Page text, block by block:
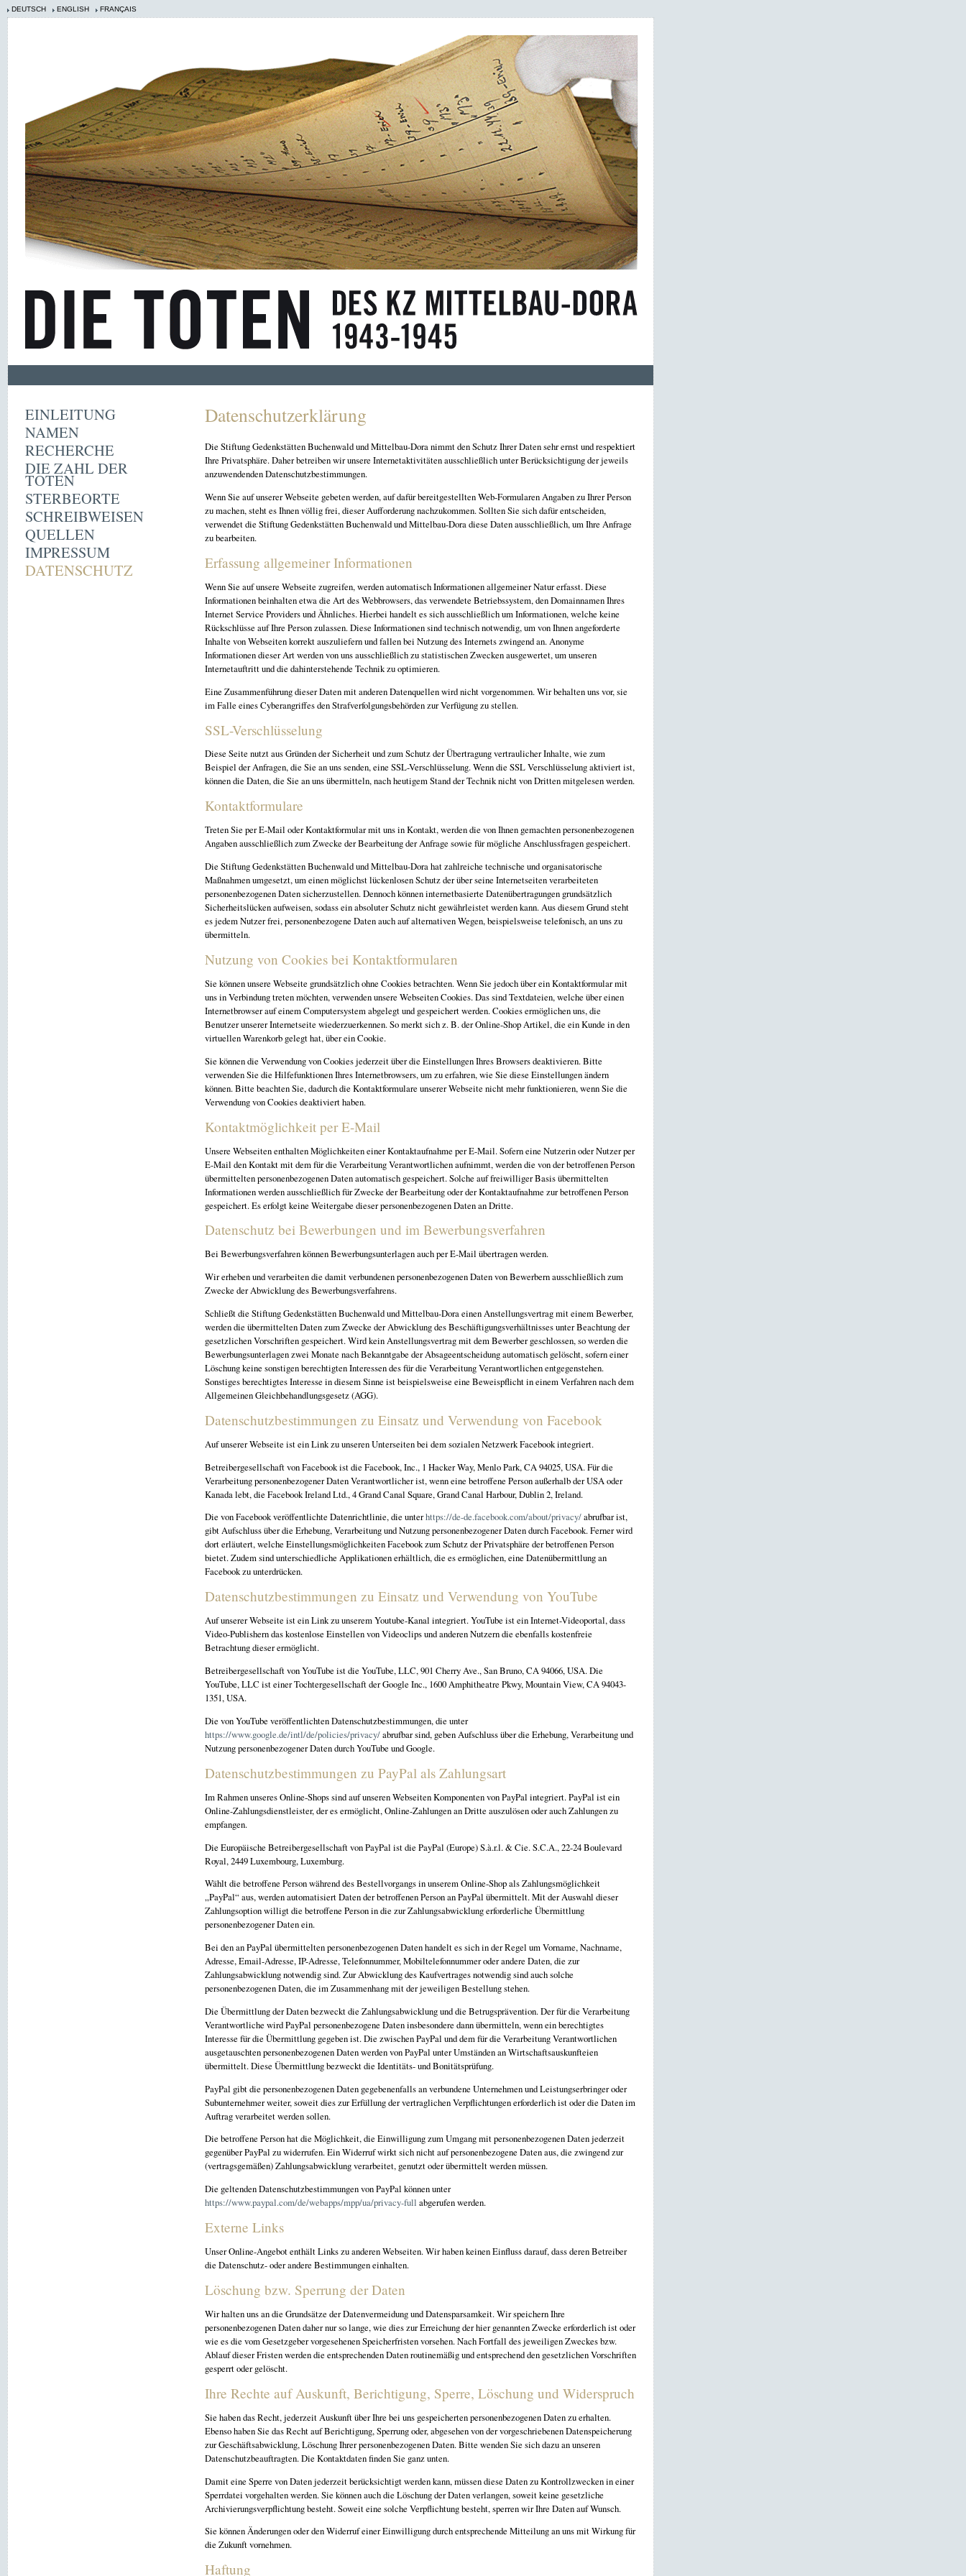
DEUTSCH ENGLISH FRANÇAIS
EINLEITUNG
NAMEN
RECHERCHE
DIE ZAHL DER
TOTEN
STERBEORTE
SCHREIBWEISEN
QUELLEN
IMPRESSUM
DATENSCHUTZ
Datenschutzerklärung
Die Stiftung Gedenkstätten Buchenwald und Mittelbau-Dora nimmt den Schutz Ihrer Daten sehr ernst und respektiert
Ihre Privatsphäre. Daher betreiben wir unsere Internetaktivitäten ausschließlich unter Berücksichtigung der jeweils
anzuwendenden Datenschutzbestimmungen.
Wenn Sie auf unserer Webseite gebeten werden, auf dafür bereitgestellten Web-Formularen Angaben zu Ihrer Person
zu machen, steht es Ihnen völlig frei, dieser Aufforderung nachzukommen. Sollten Sie sich dafür entscheiden,
verwendet die Stiftung Gedenkstätten Buchenwald und Mittelbau-Dora diese Daten ausschließlich, um Ihre Anfrage
zu bearbeiten.
Erfassung allgemeiner Informationen
Wenn Sie auf unsere Webseite zugreifen, werden automatisch Informationen allgemeiner Natur erfasst. Diese
Informationen beinhalten etwa die Art des Webbrowsers, das verwendete Betriebssystem, den Domainnamen Ihres
Internet Service Providers und Ähnliches. Hierbei handelt es sich ausschließlich um Informationen, welche keine
Rückschlüsse auf Ihre Person zulassen. Diese Informationen sind technisch notwendig, um von Ihnen angeforderte
Inhalte von Webseiten korrekt auszuliefern und fallen bei Nutzung des Internets zwingend an. Anonyme
Informationen dieser Art werden von uns ausschließlich zu statistischen Zwecken ausgewertet, um unseren
Internetauftritt und die dahinterstehende Technik zu optimieren.
Eine Zusammenführung dieser Daten mit anderen Datenquellen wird nicht vorgenommen. Wir behalten uns vor, sie
im Falle eines Cyberangriffes den Strafverfolgungsbehörden zur Verfügung zu stellen.
SSL-Verschlüsselung
Diese Seite nutzt aus Gründen der Sicherheit und zum Schutz der Übertragung vertraulicher Inhalte, wie zum
Beispiel der Anfragen, die Sie an uns senden, eine SSL-Verschlüsselung. Wenn die SSL Verschlüsselung aktiviert ist,
können die Daten, die Sie an uns übermitteln, nach heutigem Stand der Technik nicht von Dritten mitgelesen werden.
Kontaktformulare
Treten Sie per E-Mail oder Kontaktformular mit uns in Kontakt, werden die von Ihnen gemachten personenbezogenen
Angaben ausschließlich zum Zwecke der Bearbeitung der Anfrage sowie für mögliche Anschlussfragen gespeichert.
Die Stiftung Gedenkstätten Buchenwald und Mittelbau-Dora hat zahlreiche technische und organisatorische
Maßnahmen umgesetzt, um einen möglichst lückenlosen Schutz der über seine Internetseiten verarbeiteten
personenbezogenen Daten sicherzustellen. Dennoch können internetbasierte Datenübertragungen grundsätzlich
Sicherheitslücken aufweisen, sodass ein absoluter Schutz nicht gewährleistet werden kann. Aus diesem Grund steht
es jedem Nutzer frei, personenbezogene Daten auch auf alternativen Wegen, beispielsweise telefonisch, an uns zu
übermitteln.
Nutzung von Cookies bei Kontaktformularen
Sie können unsere Webseite grundsätzlich ohne Cookies betrachten. Wenn Sie jedoch über ein Kontaktformular mit
uns in Verbindung treten möchten, verwenden unsere Webseiten Cookies. Das sind Textdateien, welche über einen
Internetbrowser auf einem Computersystem abgelegt und gespeichert werden. Cookies ermöglichen uns, die
Benutzer unserer Internetseite wiederzuerkennen. So merkt sich z. B. der Online-Shop Artikel, die ein Kunde in den
virtuellen Warenkorb gelegt hat, über ein Cookie.
Sie können die Verwendung von Cookies jederzeit über die Einstellungen Ihres Browsers deaktivieren. Bitte
verwenden Sie die Hilfefunktionen Ihres Internetbrowsers, um zu erfahren, wie Sie diese Einstellungen ändern
können. Bitte beachten Sie, dadurch die Kontaktformulare unserer Webseite nicht mehr funktionieren, wenn Sie die
Verwendung von Cookies deaktiviert haben.
Kontaktmöglichkeit per E-Mail
Unsere Webseiten enthalten Möglichkeiten einer Kontaktaufnahme per E-Mail. Sofern eine Nutzerin oder Nutzer per
E-Mail den Kontakt mit dem für die Verarbeitung Verantwortlichen aufnimmt, werden die von der betroffenen Person
übermittelten personenbezogenen Daten automatisch gespeichert. Solche auf freiwilliger Basis übermittelten
Informationen werden ausschließlich für Zwecke der Bearbeitung oder der Kontaktaufnahme zur betroffenen Person
gespeichert. Es erfolgt keine Weitergabe dieser personenbezogenen Daten an Dritte.
Datenschutz bei Bewerbungen und im Bewerbungsverfahren
Bei Bewerbungsverfahren können Bewerbungsunterlagen auch per E-Mail übertragen werden.
Wir erheben und verarbeiten die damit verbundenen personenbezogenen Daten von Bewerbern ausschließlich zum
Zwecke der Abwicklung des Bewerbungsverfahrens.
Schließt die Stiftung Gedenkstätten Buchenwald und Mittelbau-Dora einen Anstellungsvertrag mit einem Bewerber,
werden die übermittelten Daten zum Zwecke der Abwicklung des Beschäftigungsverhältnisses unter Beachtung der
gesetzlichen Vorschriften gespeichert. Wird kein Anstellungsvertrag mit dem Bewerber geschlossen, so werden die
Bewerbungsunterlagen zwei Monate nach Bekanntgabe der Absageentscheidung automatisch gelöscht, sofern einer
Löschung keine sonstigen berechtigten Interessen des für die Verarbeitung Verantwortlichen entgegenstehen.
Sonstiges berechtigtes Interesse in diesem Sinne ist beispielsweise eine Beweispflicht in einem Verfahren nach dem
Allgemeinen Gleichbehandlungsgesetz (AGG).
Datenschutzbestimmungen zu Einsatz und Verwendung von Facebook
Auf unserer Webseite ist ein Link zu unseren Unterseiten bei dem sozialen Netzwerk Facebook integriert.
Betreibergesellschaft von Facebook ist die Facebook, Inc., 1 Hacker Way, Menlo Park, CA 94025, USA. Für die
Verarbeitung personenbezogener Daten Verantwortlicher ist, wenn eine betroffene Person außerhalb der USA oder
Kanada lebt, die Facebook Ireland Ltd., 4 Grand Canal Square, Grand Canal Harbour, Dublin 2, Ireland.
Die von Facebook veröffentlichte Datenrichtlinie, die unterhttps://de-de.facebook.com/about/privacy/abrufbar ist,
gibt Aufschluss über die Erhebung, Verarbeitung und Nutzung personenbezogener Daten durch Facebook. Ferner wird
dort erläutert, welche Einstellungsmöglichkeiten Facebook zum Schutz der Privatsphäre der betroffenen Person
bietet. Zudem sind unterschiedliche Applikationen erhältlich, die es ermöglichen, eine Datenübermittlung an
Facebook zu unterdrücken.
Datenschutzbestimmungen zu Einsatz und Verwendung von YouTube
Auf unserer Webseite ist ein Link zu unserem Youtube-Kanal integriert. YouTube ist ein Internet-Videoportal, dass
Video-Publishern das kostenlose Einstellen von Videoclips und anderen Nutzern die ebenfalls kostenfreie
Betrachtung dieser ermöglicht.
Betreibergesellschaft von YouTube ist die YouTube, LLC, 901 Cherry Ave., San Bruno, CA 94066, USA. Die
YouTube, LLC ist einer Tochtergesellschaft der Google Inc., 1600 Amphitheatre Pkwy, Mountain View, CA 94043-
1351, USA.
Die von YouTube veröffentlichten Datenschutzbestimmungen, die unter
https://www.google.de/intl/de/policies/privacy/abrufbar sind, geben Aufschluss über die Erhebung, Verarbeitung und
Nutzung personenbezogener Daten durch YouTube und Google.
Datenschutzbestimmungen zu PayPal als Zahlungsart
Im Rahmen unseres Online-Shops sind auf unseren Webseiten Komponenten von PayPal integriert. PayPal ist ein
Online-Zahlungsdienstleister, der es ermöglicht, Online-Zahlungen an Dritte auszulösen oder auch Zahlungen zu
empfangen.
Die Europäische Betreibergesellschaft von PayPal ist die PayPal (Europe) S.à.r.l. & Cie. S.C.A., 22-24 Boulevard
Royal, 2449 Luxembourg, Luxemburg.
Wählt die betroffene Person während des Bestellvorgangs in unserem Online-Shop als Zahlungsmöglichkeit
„PayPal“ aus, werden automatisiert Daten der betroffenen Person an PayPal übermittelt. Mit der Auswahl dieser
Zahlungsoption willigt die betroffene Person in die zur Zahlungsabwicklung erforderliche Übermittlung
personenbezogener Daten ein.
Bei den an PayPal übermittelten personenbezogenen Daten handelt es sich in der Regel um Vorname, Nachname,
Adresse, Email-Adresse, IP-Adresse, Telefonnummer, Mobiltelefonnummer oder andere Daten, die zur
Zahlungsabwicklung notwendig sind. Zur Abwicklung des Kaufvertrages notwendig sind auch solche
personenbezogenen Daten, die im Zusammenhang mit der jeweiligen Bestellung stehen.
Die Übermittlung der Daten bezweckt die Zahlungsabwicklung und die Betrugsprävention. Der für die Verarbeitung
Verantwortliche wird PayPal personenbezogene Daten insbesondere dann übermitteln, wenn ein berechtigtes
Interesse für die Übermittlung gegeben ist. Die zwischen PayPal und dem für die Verarbeitung Verantwortlichen
ausgetauschten personenbezogenen Daten werden von PayPal unter Umständen an Wirtschaftsauskunfteien
übermittelt. Diese Übermittlung bezweckt die Identitäts- und Bonitätsprüfung.
PayPal gibt die personenbezogenen Daten gegebenenfalls an verbundene Unternehmen und Leistungserbringer oder
Subunternehmer weiter, soweit dies zur Erfüllung der vertraglichen Verpflichtungen erforderlich ist oder die Daten im
Auftrag verarbeitet werden sollen.
Die betroffene Person hat die Möglichkeit, die Einwilligung zum Umgang mit personenbezogenen Daten jederzeit
gegenüber PayPal zu widerrufen. Ein Widerruf wirkt sich nicht auf personenbezogene Daten aus, die zwingend zur
(vertragsgemäßen) Zahlungsabwicklung verarbeitet, genutzt oder übermittelt werden müssen.
Die geltenden Datenschutzbestimmungen von PayPal können unter
https://www.paypal.com/de/webapps/mpp/ua/privacy-full abgerufen werden.
Externe Links
Unser Online-Angebot enthält Links zu anderen Webseiten. Wir haben keinen Einfluss darauf, dass deren Betreiber
die Datenschutz- oder andere Bestimmungen einhalten.
Löschung bzw. Sperrung der Daten
Wir halten uns an die Grundsätze der Datenvermeidung und Datensparsamkeit. Wir speichern Ihre
personenbezogenen Daten daher nur so lange, wie dies zur Erreichung der hier genannten Zwecke erforderlich ist oder
wie es die vom Gesetzgeber vorgesehenen Speicherfristen vorsehen. Nach Fortfall des jeweiligen Zweckes bzw.
Ablauf dieser Fristen werden die entsprechenden Daten routinemäßig und entsprechend den gesetzlichen Vorschriften
gesperrt oder gelöscht.
Ihre Rechte auf Auskunft, Berichtigung, Sperre, Löschung und Widerspruch
Sie haben das Recht, jederzeit Auskunft über Ihre bei uns gespeicherten personenbezogenen Daten zu erhalten.
Ebenso haben Sie das Recht auf Berichtigung, Sperrung oder, abgesehen von der vorgeschriebenen Datenspeicherung
zur Geschäftsabwicklung, Löschung Ihrer personenbezogenen Daten. Bitte wenden Sie sich dazu an unseren
Datenschutzbeauftragten. Die Kontaktdaten finden Sie ganz unten.
Damit eine Sperre von Daten jederzeit berücksichtigt werden kann, müssen diese Daten zu Kontrollzwecken in einer
Sperrdatei vorgehalten werden. Sie können auch die Löschung der Daten verlangen, soweit keine gesetzliche
Archivierungsverpflichtung besteht. Soweit eine solche Verpflichtung besteht, sperren wir Ihre Daten auf Wunsch.
Sie können Änderungen oder den Widerruf einer Einwilligung durch entsprechende Mitteilung an uns mit Wirkung für
die Zukunft vornehmen.
Haftung